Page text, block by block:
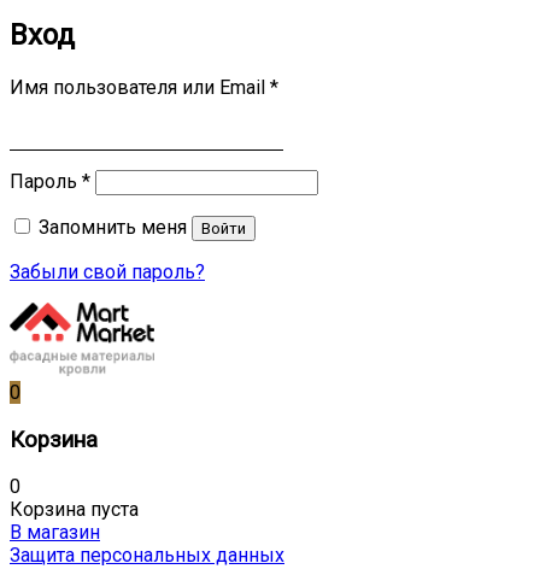
Вход
Имя пользователя или Email *
Пароль *
Запомнить меня
Войти
Забыли свой пароль?
0
Корзина
0
Корзина пуста
В магазин
Защита персональных данных